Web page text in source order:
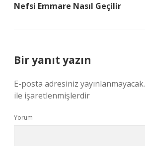
Nefsi Emmare Nasıl Geçilir
Bir yanıt yazın
E-posta adresiniz yayınlanmayacak.
ile işaretlenmişlerdir
Yorum